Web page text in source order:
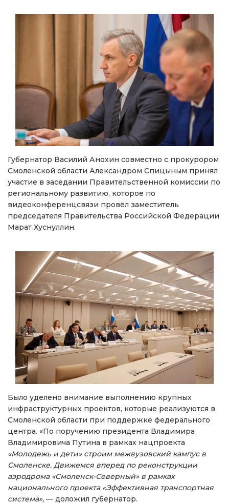
Губернатор Василий Анохин совместно с прокурором
Смоленской области Александром Спицыным принял
участие в заседании Правительственной комиссии по
региональному развитию, которое по
видеоконференцсвязи провёл заместитель
председателя Правительства Российской Федерации
Марат Хуснуллин.
Было уделено внимание выполнению крупных
инфраструктурных проектов, которые реализуются в
Смоленской области при поддержке федерального
центра. «По поручению президента Владимира
Владимировича Путина в рамках нацпроекта
«Молодежь и дети» строим межвузовский кампус в
Смоленске. Движемся вперед по реконструкции
аэродрома «Смоленск-Северный» в рамках
национального проекта «Эффективная транспортная
система», — доложил губернатор.